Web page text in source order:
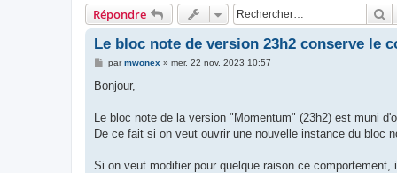
Répondre
Le bloc note de version 23h2 conserve le
M
s
g
parmwonex » mer. 22 nov. 2023 10:57
Bonjour,
Le bloc note de la version "Momentum" (23h2) est muni
De ce fait si on veut ouvrir une nouvelle instance du bloc
Si on veut modifier pour quelque raison ce